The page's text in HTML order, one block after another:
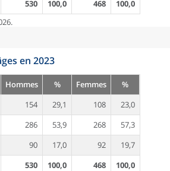
530 100,0 468
100,0
en 2023
Hommes % Femmes
%
154 29,1 108
23,0
286 53,9 268
57,3
90 17,0 92
19,7
530 100,0 468
100,0